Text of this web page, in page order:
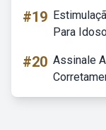
#19
Para
#20 Assinale